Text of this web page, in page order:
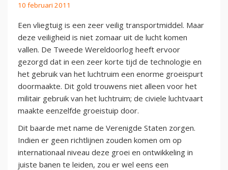
10 februari 2011
Een vliegtuig is een zeer veilig transportmiddel. Maar
deze veiligheid is niet zomaar uit de lucht komen
vallen. De Tweede Wereldoorlog heeft ervoor
gezorgd dat in een zeer korte tijd de technologie en
het gebruik van het luchtruim een enorme groeispurt
doormaakte. Dit gold trouwens niet alleen voor het
militair gebruik van het luchtruim; de civiele luchtvaart
maakte eenzelfde groeistuip door.
Dit baarde met name de Verenigde Staten zorgen.
Indien er geen richtlijnen zouden komen om op
internationaal niveau deze groei en ontwikkeling in
juiste banen te leiden, zou er wel eens een